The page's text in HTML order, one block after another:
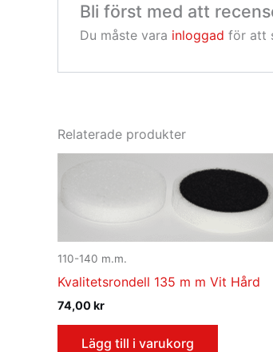
Bli först med att
Du måste vara inloggad för att
Relaterade produkter
110-140 m.m.
Kvalitetsrondell 135 m m Vit Hård
74,00kr
Lägg till i varukorg